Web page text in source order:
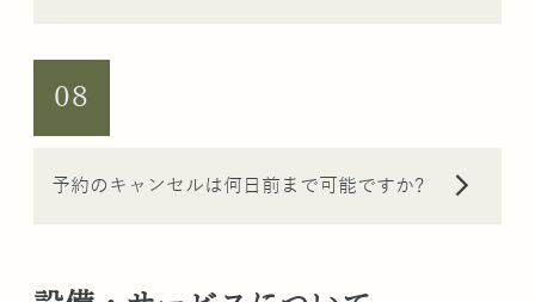
08
予約のキャンセルは何日前まで可能ですか? arrow_forward_ios